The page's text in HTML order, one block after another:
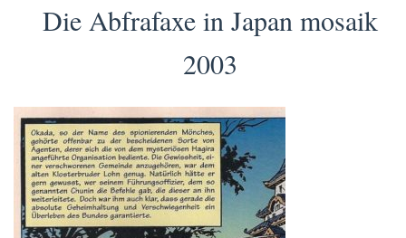
Die Abfrafaxe in Japan mosaik
2003